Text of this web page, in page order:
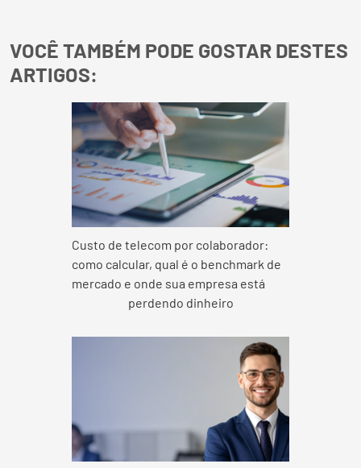
VOCÊ TAMBÉM PODE GOSTAR DESTES
ARTIGOS:
Custo de telecom por colaborador:
como calcular, qual é o benchmark de
mercado e onde sua empresa está
perdendo dinheiro